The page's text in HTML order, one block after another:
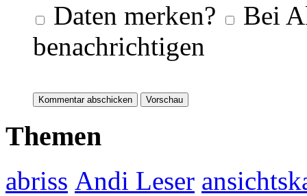
Daten merken?
Bei
benachrichtigen
Themen
abriss Andi Leser